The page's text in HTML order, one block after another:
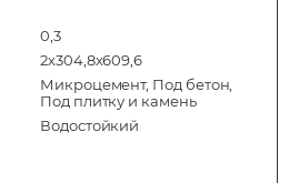
0,3
2х304,8х609,6
Микроцемент, Под бетон,
Под плитку и камень
Водостойкий